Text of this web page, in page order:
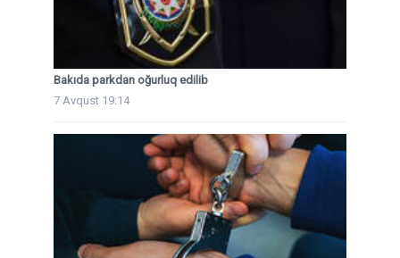
Bakıda parkdan oğurluq edilib
7 Avqust 19:14